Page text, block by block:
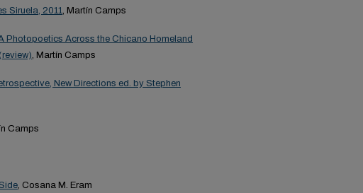
Siruela, 2011 , Martín Camps
Photopoetics Across the Chicano Homeland
, Martín Camps
New Directions ed. by Stephen
Camps
, Cosana M. Eram